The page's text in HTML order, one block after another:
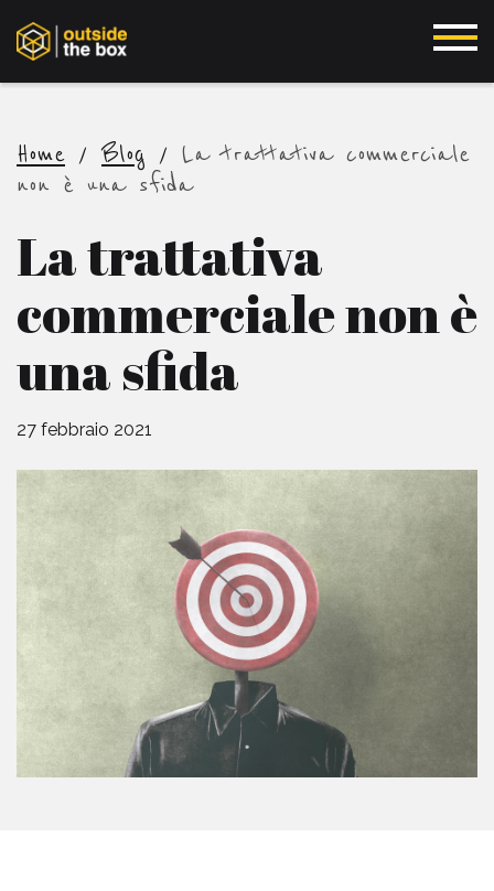
Home /Blog / La trattativa commerciale
non è una sfida
La trattativa
commerciale non è
una sfida
27 febbraio 2021